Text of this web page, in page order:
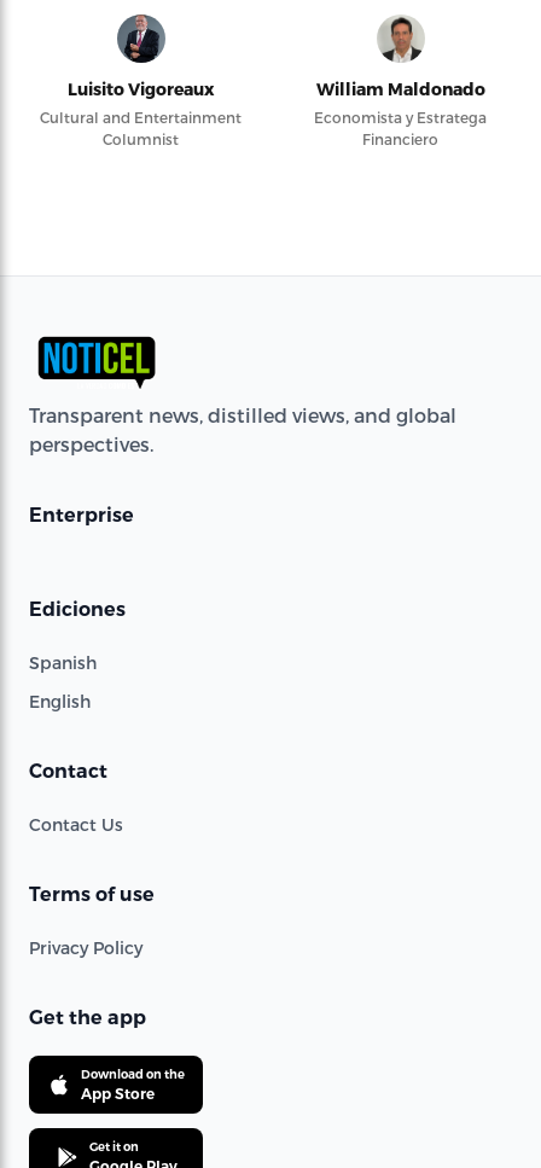
Luisito Vigoreaux
Cultural and Entertainment
Columnist
William Maldonado
Economista y Estratega
Financiero
Transparent news, distilled views, and global
perspectives.
Enterprise
Ediciones
Spanish
English
Contact
Contact Us
Terms of use
Privacy Policy
Get the app
Download on the
App Store
Get it on